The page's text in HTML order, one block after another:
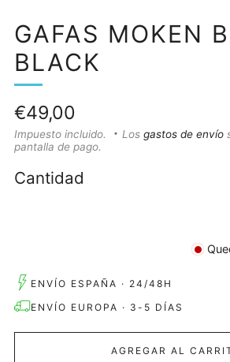
GAFAS MOKEN
BLACK
Precio
habitual
€49,00
Impuesto incluido. Los gastos de envío
pantalla de pago.
Cantidad
ENVÍO ESPAÑA · 24/48H
ENVÍO EUROPA · 3-5 DÍAS
AGREGAR AL